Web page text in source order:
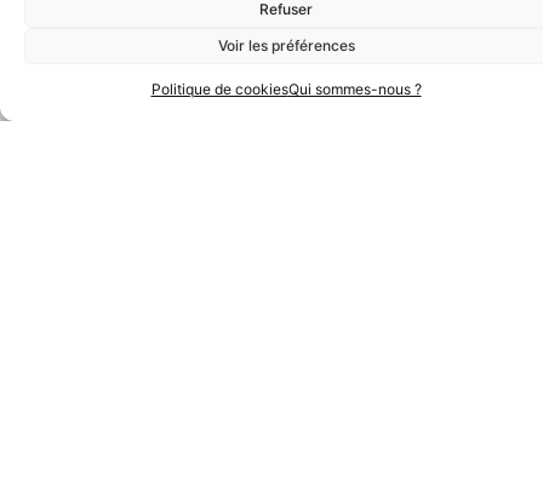
Refuser
Voir les préférences
Politique de cookiesQui sommes-nous ?